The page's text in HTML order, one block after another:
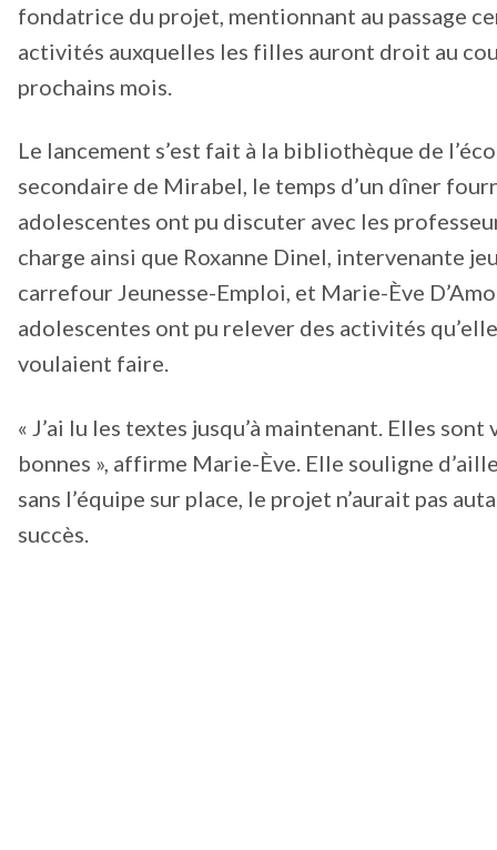
fondatrice du projet, mentionnant au passage
activités auxquelles les filles auront droit au
prochains mois.
Le lancement s’est fait à la bibliothèque de
secondaire de Mirabel, le temps d’un dîner
adolescentes ont pu discuter avec les
charge ainsi que Roxanne Dinel, intervenante
carrefour Jeunesse-Emploi, et Marie-Ève
adolescentes ont pu relever des activités
voulaient faire.
« J’ai lu les textes jusqu’à maintenant. Elles sont
bonnes », affirme Marie-Ève. Elle souligne
sans l’équipe sur place, le projet n’aurait pas
succès.